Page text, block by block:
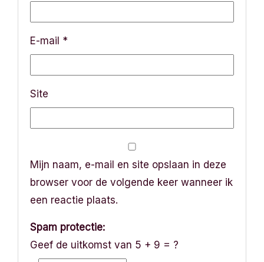
E-mail *
Site
Mijn naam, e-mail en site opslaan in deze
browser voor de volgende keer wanneer ik
een reactie plaats.
Spam protectie:
Geef de uitkomst van 5 + 9 = ?